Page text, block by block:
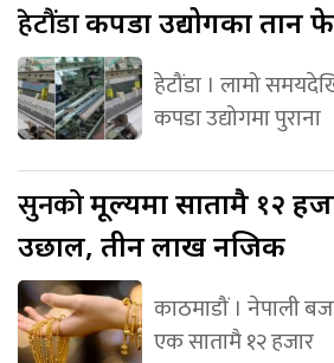
हेटौंडाकपडा उद्योगका तान
हेटौंडा । लामो
कपडा उद्योगमा पुराना
सुनकोमूल्यमा सातामै १२
उछाल, तीन लाख नजिक
काठमाडौं । नेपाली
एक सातामै १२ हजार